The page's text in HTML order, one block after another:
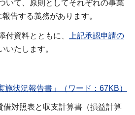
いて、原則としてそれぞれの事業
告する義務があります。
付資料とともに、
上記承認申請の
いたします。
施状況報告書」（ワード：67KB）
借対照表と収支計算書（損益計算